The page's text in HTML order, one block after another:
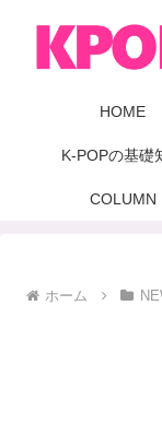
HOME
K-POPの基礎
COLUMN
ホーム